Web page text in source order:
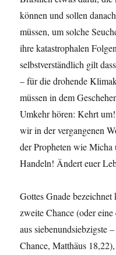
können und sollen
müssen, um solche
ihre katastrophalen
selbstverständlich gilt
– für die drohende
müssen in dem
Umkehr hören: Kehrt
wir in der vergangenen
der Propheten wie
Handeln! Ändert euer
Gottes Gnade
zweite Chance (oder
aus siebenundsiebzigste
Chance, Matthäus